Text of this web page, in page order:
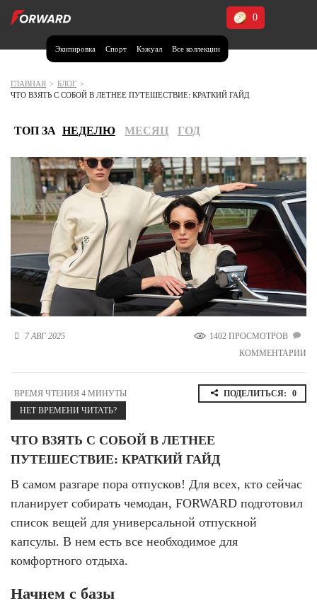
Экипировка Спорт Кэжуал Все коллекции
0
Москва и МО
Иркутская область (2)
Калининградская область (1)
Кемеровская область (2)
Краснодарский край (5)
Красноярский край (5)
Курская область (1)
Москва и МО (14)
Нижегородская область (1)
Республика Крым (1)
Республика Татарстан (2)
Санкт-Петербург и ЛО (3)
Саратовская область (1)
Северная Осетия (2)
Смоленская область (1)
Ставропольский край (5)
Томская область (1)
Тюменская область (3)
ГЛАВНАЯ > БЛОГ >
ЧТО ВЗЯТЬ С СОБОЙ В ЛЕТНЕЕ ПУТЕШЕСТВИЕ: КРАТКИЙ ГАЙД
ТОП ЗА НЕДЕЛЮ МЕСЯЦ ГОД
7 АВГ 2025
1402 ПРОСМОТРОВ
КОММЕНТАРИИ
ВРЕМЯ ЧТЕНИЯ 4 МИНУТЫ
НЕТ ВРЕМЕНИ ЧИТАТЬ?
ПОДЕЛИТЬСЯ: 0
ЧТО ВЗЯТЬ С СОБОЙ В ЛЕТНЕЕ
ПУТЕШЕСТВИЕ: КРАТКИЙ ГАЙД
В самом разгаре пора отпусков! Для всех, кто сейчас
планирует собирать чемодан, FORWARD подготовил
список вещей для универсальной отпускной
капсулы. В нем есть все необходимое для
комфортного отдыха.
Начнем с базы